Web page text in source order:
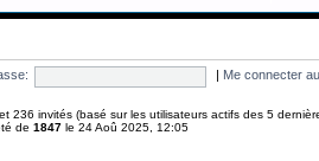
Me connecter
236 invités (basé sur les utilisateurs actifs des 5
de 1847 le 24 Aoû 2025, 12:05